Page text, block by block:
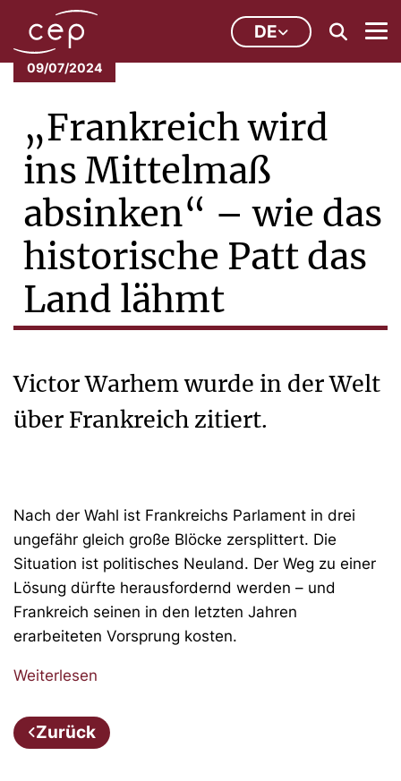
DE
09/07/2024
„Frankreich wird
ins Mittelmaß
absinken“ – wie das
historische Patt das
Land lähmt
Victor Warhem wurde in der Welt
über Frankreich zitiert.
Nach der Wahl ist Frankreichs Parlament in drei
ungefähr gleich große Blöcke zersplittert. Die
Situation ist politisches Neuland. Der Weg zu einer
Lösung dürfte herausfordernd werden – und
Frankreich seinen in den letzten Jahren
erarbeiteten Vorsprung kosten.
Weiterlesen
Zurück